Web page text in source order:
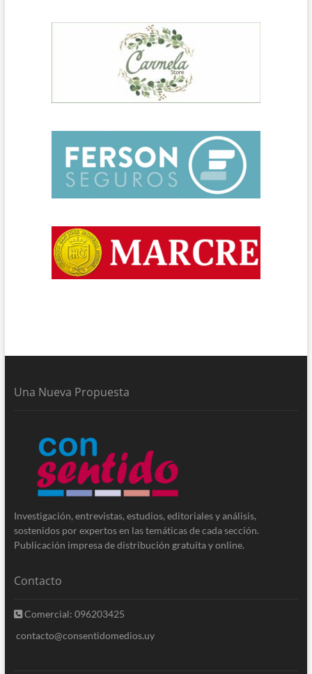
Una Nueva Propuesta
Investigación, entrevistas, estudios, editoriales y análisis,
sostenidos por expertos en las temáticas de cada sección.
Publicación impresa de distribución gratuita y online.
Contacto
Comercial: 096203425
contacto@consentidomedios.uy